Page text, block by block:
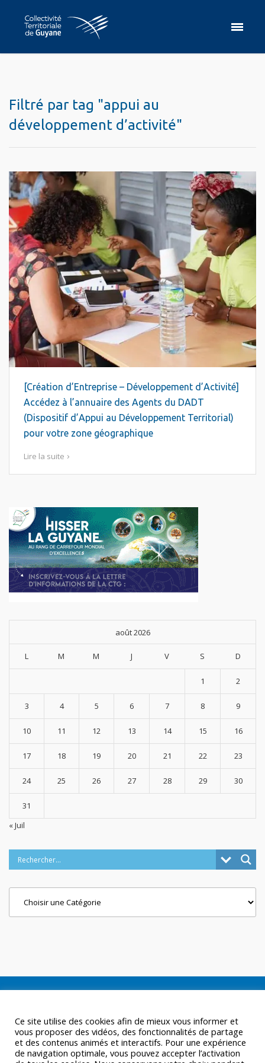
Filtré par tag "appui au
développement d’activité"
[Création d’Entreprise – Développement d’Activité]
Accédez à l’annuaire des Agents du DADT
(Dispositif d’Appui au Développement Territorial)
pour votre zone géographique
Lire la suite
août 2026
L M M J V S D
1 2
3 4 5 6 7 8 9
10 11 12 13 14 15 16
17 18 19 20 21 22 23
24 25 26 27 28 29 30
31
« Juil
Ce site utilise des cookies afin de mieux vous informer et
vous proposer des vidéos, des fonctionnalités de partage
et des contenus animés et interactifs. Pour une expérience
de navigation optimale, vous pouvez accepter l’activation